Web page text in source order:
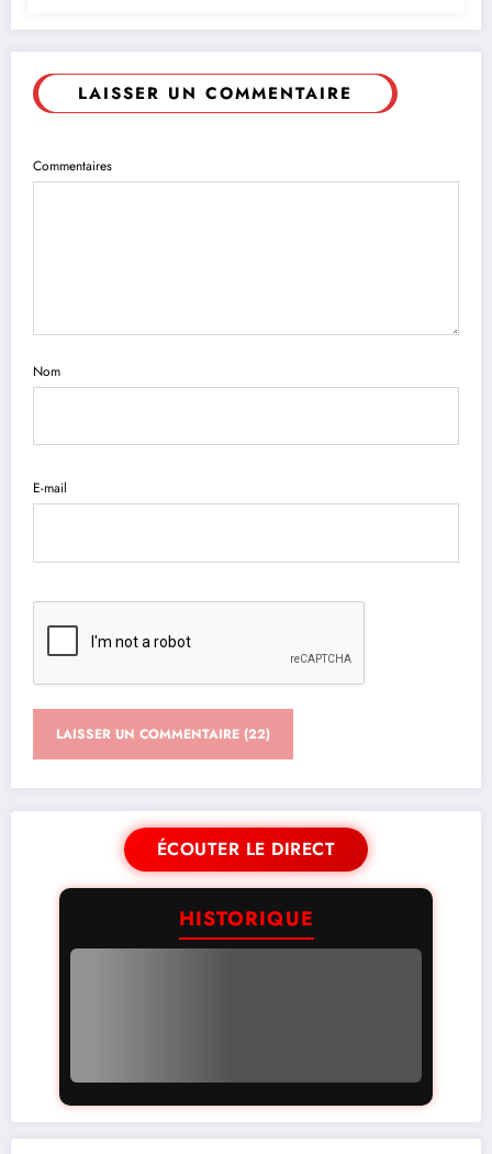
LAISSER UN COMMENTAIRE
Commentaires
Nom
E-mail
ÉCOUTER LE DIRECT
HISTORIQUE